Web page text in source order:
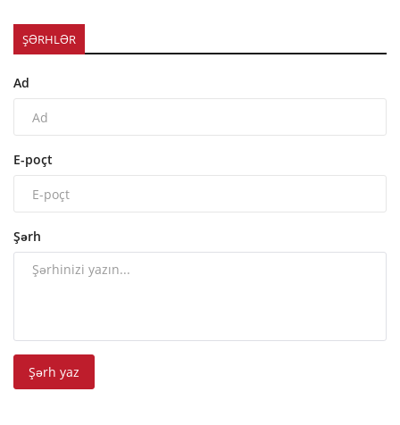
ŞƏRHLƏR
Ad
E-poçt
Şərh
Şərh yaz